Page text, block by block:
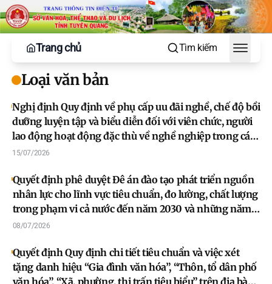
Trang chủ Tìm kiếm
Toggle
Loại văn bản
Nghị định Quy định về phụ cấp uu đãi nghề, chế độ bồi
dưỡng luyện tập và biểu diễn đối với viên chức, người
lao động hoạt động đặc thù về nghề nghiệp trong các
đơn vị sự nghiệp công lập nghệ thuật biểu diễn, đơn vị
15/07/2026
Quyết định phê duyệt Đê án đào tạo phát triển nguồn
nhân lực cho lĩnh vực tiêu chuẩn, đo lường, chất lượng
trong phạm vi cả nước đến năm 2030 và những năm
tiếp theo
08/07/2026
Quyết định Quy định chi tiết tiêu chuẩn và việc xét
tặng danh hiệu “Gia đình văn hóa”, “Thôn, tổ dân phố
văn hóa”, “Xã, phường, thị trấn tiêu biểu” trên địa bàn